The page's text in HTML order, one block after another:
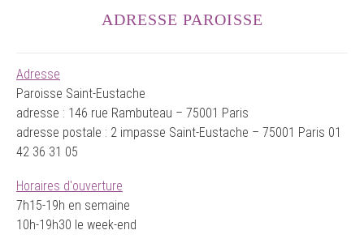
ADRESSE PAROISSE
Adresse
Paroisse Saint-Eustache
adresse : 146 rue Rambuteau – 75001 Paris
adresse postale : 2 impasse Saint-Eustache – 75001 Paris 01
42 36 31 05
Horaires d'ouverture
7h15-19h en semaine
10h-19h30 le week-end